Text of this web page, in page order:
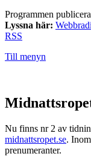
Programmen
Lyssna här:
RSS
Till menyn
Nu finns nr 2 av
midnattsropet.se.
prenumeranter.